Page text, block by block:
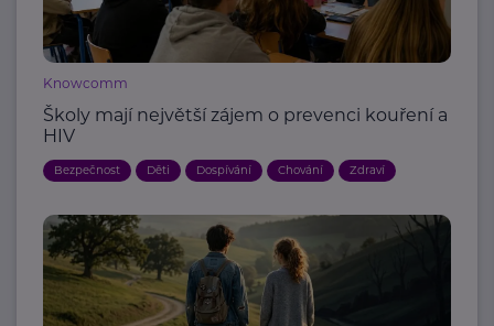
Knowcomm
Školy mají největší zájem o prevenci kouření a
HIV
Bezpečnost Děti Dospívání Chování Zdraví